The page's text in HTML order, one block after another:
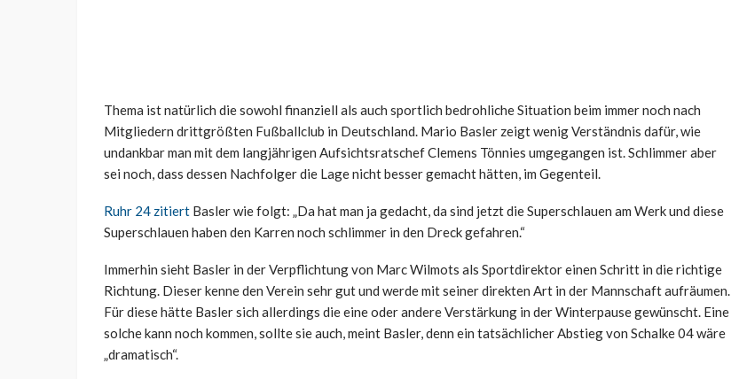
Thema ist natürlich die sowohl finanziell als auch sportlich bedrohliche Situation beim immer noch nach
Mitgliedern drittgrößten Fußballclub in Deutschland. Mario Basler zeigt wenig Verständnis dafür, wie
undankbar man mit dem langjährigen Aufsichtsratschef Clemens Tönnies umgegangen ist. Schlimmer aber
sei noch, dass dessen Nachfolger die Lage nicht besser gemacht hätten, im Gegenteil.
Ruhr 24 zitiert Basler wie folgt: „Da hat man ja gedacht, da sind jetzt die Superschlauen am Werk und diese
Superschlauen haben den Karren noch schlimmer in den Dreck gefahren.“
Immerhin sieht Basler in der Verpflichtung von Marc Wilmots als Sportdirektor einen Schritt in die richtige
Richtung. Dieser kenne den Verein sehr gut und werde mit seiner direkten Art in der Mannschaft aufräumen.
Für diese hätte Basler sich allerdings die eine oder andere Verstärkung in der Winterpause gewünscht. Eine
solche kann noch kommen, sollte sie auch, meint Basler, denn ein tatsächlicher Abstieg von Schalke 04 wäre
„dramatisch“.